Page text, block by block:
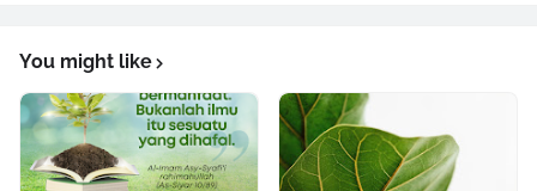
You might like